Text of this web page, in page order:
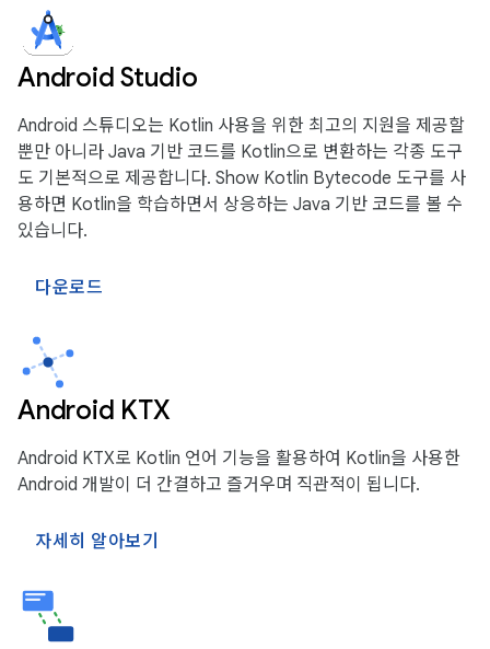
Android Studio
Android 스튜디오는 Kotlin 사용을 위한 최고의 지원을 제공할
뿐만 아니라 Java 기반 코드를 Kotlin으로 변환하는 각종 도구
도 기본적으로 제공합니다. Show Kotlin Bytecode 도구를 사
용하면 Kotlin을 학습하면서 상응하는 Java 기반 코드를 볼 수
있습니다.
다운로드
Android KTX
Android KTX로 Kotlin 언어 기능을 활용하여 Kotlin을 사용한
Android 개발이 더 간결하고 즐거우며 직관적이 됩니다.
자세히 알아보기